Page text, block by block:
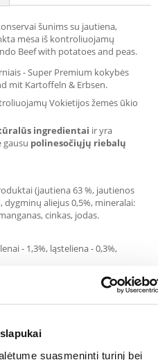
suasmeninti turinį bei
šunims su jautiena,
mėsa iš kontroliuojamų
Beef with potatoes and peas.
- Super Premium kokybės
mit Kartoffeln & Erbsen.
Vokietijos žemės ūkio
ingredientai ir yra
gausu polinesočiųjų riebalų
(jautiena 63 %, jautienos
dygminų aliejus 0,5%, mineralai:
cinkas, jodas.
- 1,3%, ląsteliena - 0,3%,